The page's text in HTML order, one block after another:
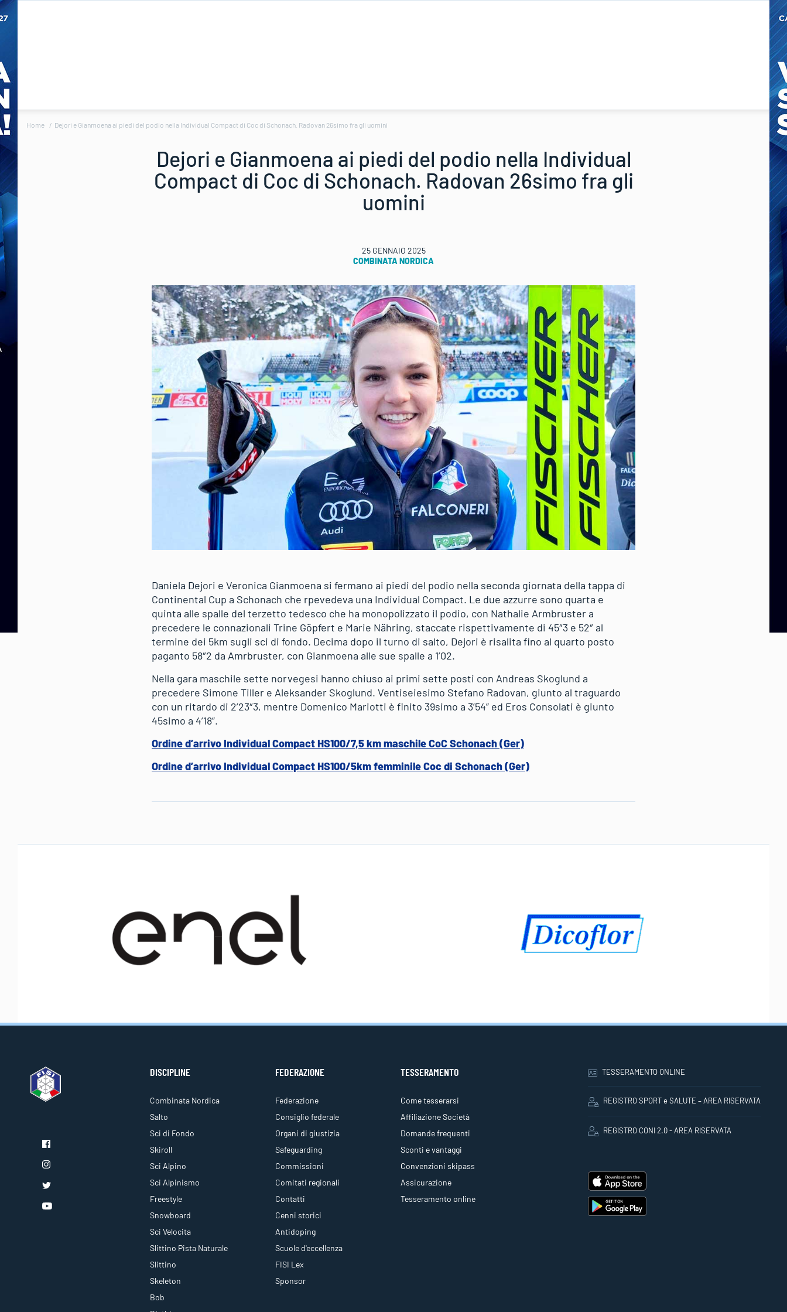
Home Dejori e Gianmoena ai piedi del podio nella Individual Compact di Coc di Schonach. Radovan 26simo fra gli uomini
Dejori e Gianmoena ai piedi del podio nella Individual
Compact di Coc di Schonach. Radovan 26simo fra gli
uomini
25 GENNAIO 2025
COMBINATA NORDICA
Daniela Dejori e Veronica Gianmoena si fermano ai piedi del podio nella seconda giornata della tappa di
Continental Cup a Schonach che rpevedeva una Individual Compact. Le due azzurre sono quarta e
quinta alle spalle del terzetto tedesco che ha monopolizzato il podio, con Nathalie Armbruster a
precedere le connazionali Trine Göpfert e Marie Nähring, staccate rispettivamente di 45″3 e 52″ al
termine dei 5km sugli sci di fondo. Decima dopo il turno di salto, Dejori è risalita fino al quarto posto
paganto 58″2 da Amrbruster, con Gianmoena alle sue spalle a 1’02.
Nella gara maschile sette norvegesi hanno chiuso ai primi sette posti con Andreas Skoglund a
precedere Simone Tiller e Aleksander Skoglund. Ventiseiesimo Stefano Radovan, giunto al traguardo
con un ritardo di 2’23″3, mentre Domenico Mariotti è finito 39simo a 3’54” ed Eros Consolati è giunto
45simo a 4’18”.
Ordine d’arrivo Individual Compact HS100/7,5 km maschile CoC Schonach (Ger)
Ordine d’arrivo Individual Compact HS100/5km femminile Coc di Schonach (Ger)
DISCIPLINE
Combinata Nordica
Salto
Sci di Fondo
Skiroll
Sci Alpino
Sci Alpinismo
Freestyle
Snowboard
Sci Velocita
Slittino Pista Naturale
Slittino
Skeleton
Bob
FEDERAZIONE
Federazione
Consiglio federale
Organi di giustizia
Safeguarding
Commissioni
Comitati regionali
Contatti
Cenni storici
Antidoping
Scuole d'eccellenza
FISI Lex
Sponsor
TESSERAMENTO
Come tesserarsi
Affiliazione Società
Domande frequenti
Sconti e vantaggi
Convenzioni skipass
Assicurazione
Tesseramento online
TESSERAMENTO ONLINE
REGISTRO SPORT e SALUTE – AREA RISERVATA
REGISTRO CONI 2.0 - AREA RISERVATA